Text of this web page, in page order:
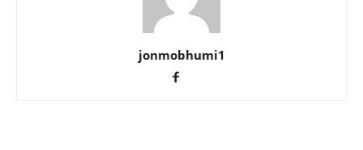
jonmobhumi1